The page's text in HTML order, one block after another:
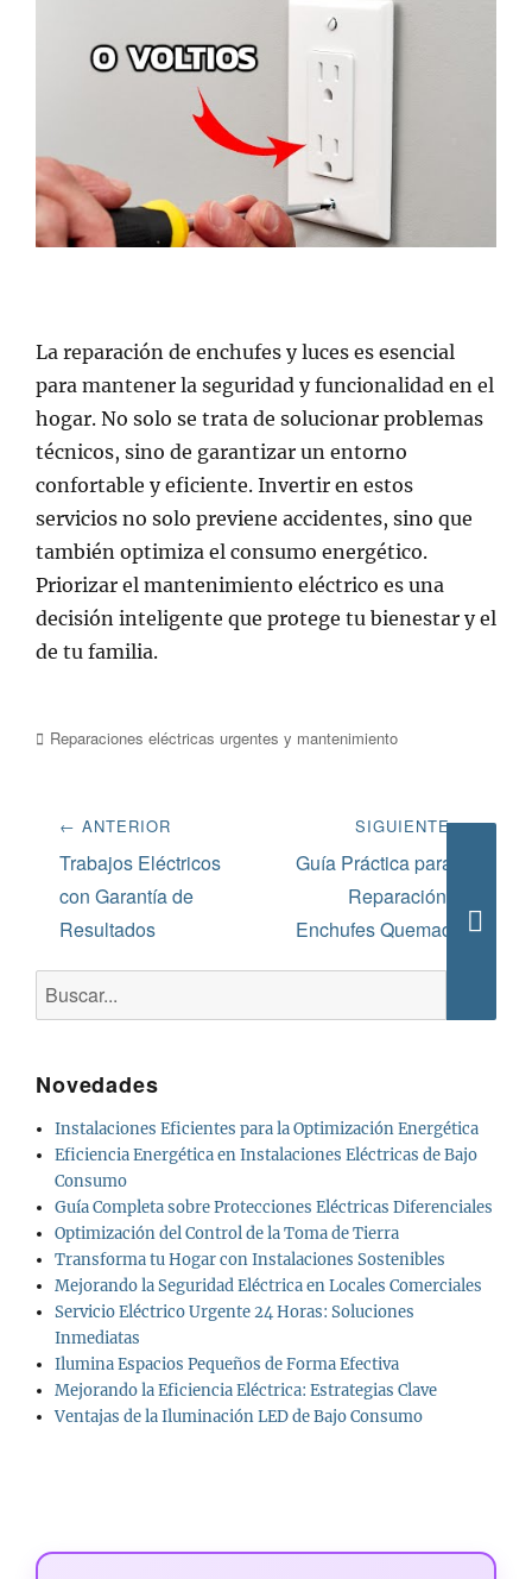
La reparación de enchufes y luces es esencial
para mantener la seguridad y funcionalidad en el
hogar. No solo se trata de solucionar problemas
técnicos, sino de garantizar un entorno
confortable y eficiente. Invertir en estos
servicios no solo previene accidentes, sino que
también optimiza el consumo energético.
Priorizar el mantenimiento eléctrico es una
decisión inteligente que protege tu bienestar y el
de tu familia.
Categorías
Reparaciones eléctricas urgentes y mantenimiento
Navegación
de
entradas
← ANTERIOR
Entrada
anterior:
Trabajos Eléctricos
con Garantía de
Resultados
SIGUIENTE →
Siguiente
entrada:
Guía Práctica para la
Reparación de
Enchufes Quemados
Novedades
Instalaciones Eficientes para la Optimización Energética
Eficiencia Energética en Instalaciones Eléctricas de Bajo
Consumo
Guía Completa sobre Protecciones Eléctricas Diferenciales
Optimización del Control de la Toma de Tierra
Transforma tu Hogar con Instalaciones Sostenibles
Mejorando la Seguridad Eléctrica en Locales Comerciales
Servicio Eléctrico Urgente 24 Horas: Soluciones
Inmediatas
Ilumina Espacios Pequeños de Forma Efectiva
Mejorando la Eficiencia Eléctrica: Estrategias Clave
Ventajas de la Iluminación LED de Bajo Consumo